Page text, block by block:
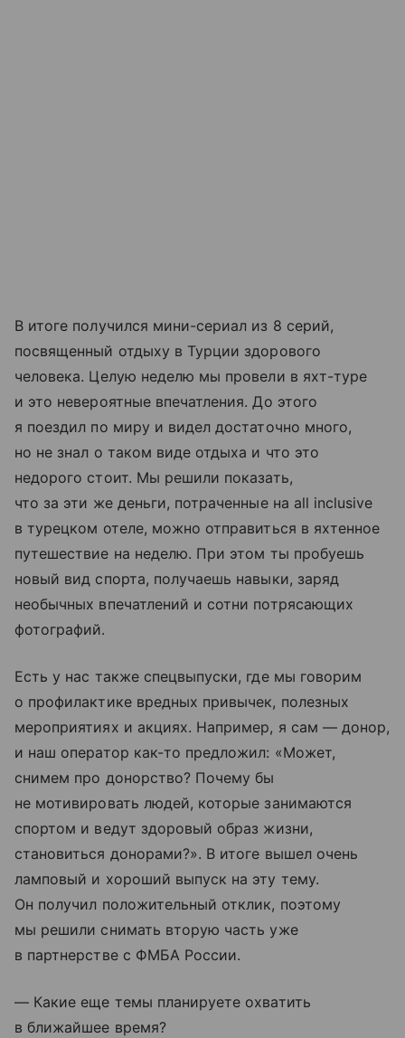
В итоге получился мини-сериал из 8 серий,
посвященный отдыху в Турции здорового
человека. Целую неделю мы провели в яхт-туре
и это невероятные впечатления. До этого
я поездил по миру и видел достаточно много,
но не знал о таком виде отдыха и что это
недорого стоит. Мы решили показать,
что за эти же деньги, потраченные на all inclusive
в турецком отеле, можно отправиться в яхтенное
путешествие на неделю. При этом ты пробуешь
новый вид спорта, получаешь навыки, заряд
необычных впечатлений и сотни потрясающих
фотографий.
Есть у нас также спецвыпуски, где мы говорим
о профилактике вредных привычек, полезных
мероприятиях и акциях. Например, я сам — донор,
и наш оператор как-то предложил: «Может,
снимем про донорство? Почему бы
не мотивировать людей, которые занимаются
спортом и ведут здоровый образ жизни,
становиться донорами?». В итоге вышел очень
ламповый и хороший выпуск на эту тему.
Он получил положительный отклик, поэтому
мы решили снимать вторую часть уже
в партнерстве с ФМБА России.
— Какие еще темы планируете охватить
в ближайшее время?